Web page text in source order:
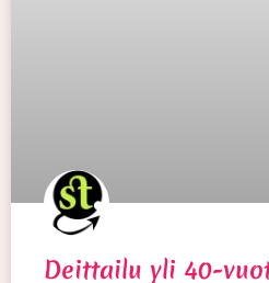
Deittailu yli 40-